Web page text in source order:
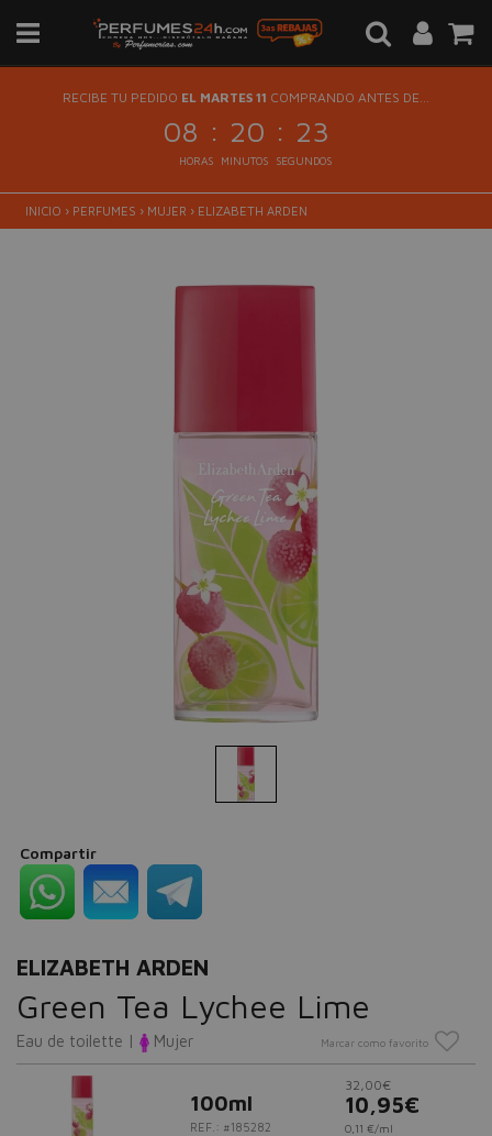
RECIBE TU PEDIDO EL MARTES 11 COMPRANDO ANTES DE...
08 : 20 : 23
HORAS MINUTOS SEGUNDOS
INICIO › PERFUMES › MUJER › ELIZABETH ARDEN
Compartir
ELIZABETH ARDEN
Green Tea Lychee Lime
Eau de toilette | Mujer Marcar como favorito
100ml
REF.: #185282
32,00€
10,95€
0,11 €/ml